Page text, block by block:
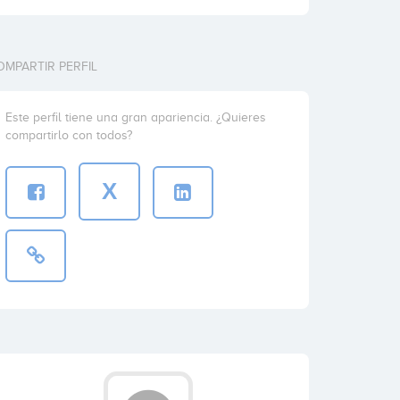
PERFIL
Este perfil tiene una gran apariencia. ¿Quieres
compartirlo con todos?
X